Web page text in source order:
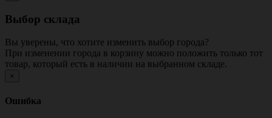
Выбор склада
Вы уверены, что хотите изменить выбор города?
При изменении города в корзину можно положить только тот
товар, который есть в наличии на выбранном складе.
×
Ошибка